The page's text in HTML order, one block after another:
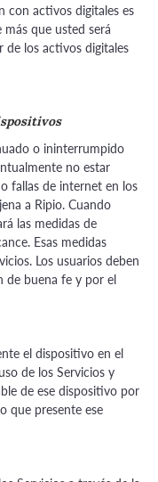
con activos digitales es
que usted será
de los activos digitales
o ininterrumpido
no estar
fallas de internet en los
a Ripio. Cuando
las medidas de
Esas medidas
Los usuarios deben
de buena fe y por el
el dispositivo en el
de los Servicios y
de ese dispositivo por
que presente ese